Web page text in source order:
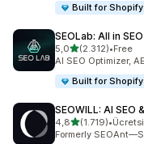
Built for Shopify
SEOLab: All in
5,05 yıldız üzerinden
(2.312)
toplam 2312 •Free
AI SEO Optimizer,
Built for Shopify
SEOWILL: AI SEO
4,85 yıldız
(1.719)
toplam 1719•
Formerly